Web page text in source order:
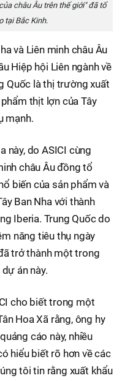
châu Âu trên thế giới" đã tổ
tại Bắc Kinh.
và Liên minh châu Âu
Hiệp hội Liên ngành về
Quốc là thị trường xuất
thịt lợn của Tây
mạnh.
này, do ASICI cùng
châu Âu đồng tổ
biến của sản phẩm và
Ban Nha với thành
Iberia. Trung Quốc do
năng tiêu thụ ngày
trở thành một trong
án này.
cho biết trong một
Hoa Xã rằng, ông hy
cáo này, nhiều
hiểu biết rõ hơn về các
tôi tin rằng xuất khẩu